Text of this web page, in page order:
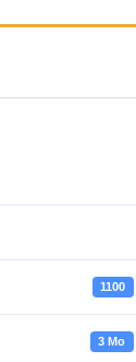
1100
3 Mo